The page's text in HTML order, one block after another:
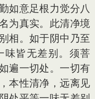
如意足根力觉分八
为真实。此清净境
相。如于阴中乃至
味皆无差别。须菩
遍一切处。一切有
本性清净，远离见